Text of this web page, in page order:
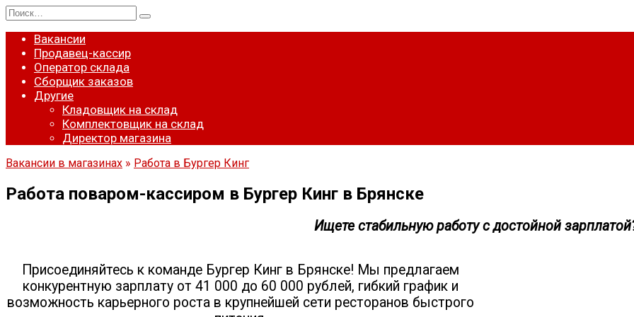
Перейти
к
содержанию
Search
for:
Вакансии
Продавец-кассир
Оператор склада
Сборщик заказов
Другие
Кладовщик на склад
Комплектовщик на склад
Директор магазина
Вакансии в магазинах » Работа в Бургер Кинг
Работа поваром-кассиром в Бургер Кинг в Брянске
Ищете стабильную работу с достойной
Присоединяйтесь к команде Бургер Кинг в Брянске! Мы предлагаем
конкурентную зарплату от 41 000 до 60 000 рублей, гибкий график и
возможность карьерного роста в крупнейшей сети ресторанов быстрого